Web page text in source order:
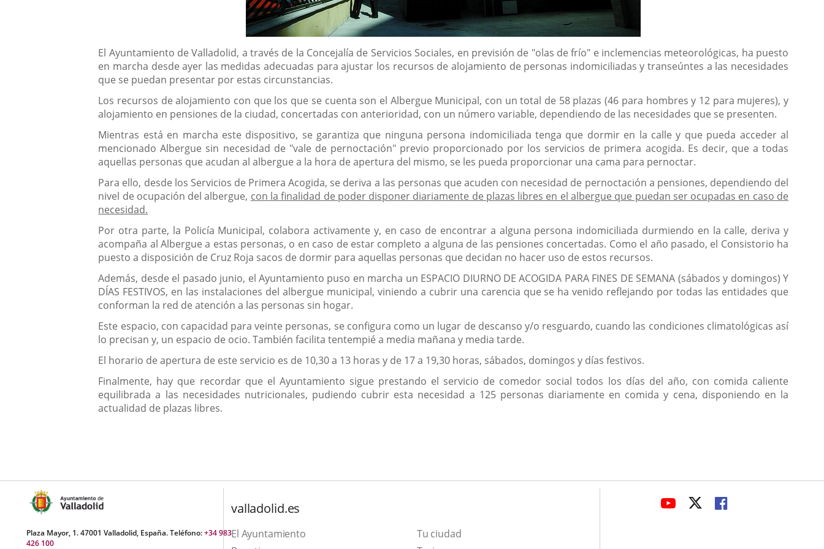
Descripción
El Ayuntamiento de Valladolid, a través de la Concejalía de Servicios Sociales, en previsión de "olas de frío" e inclemencias meteorológicas, ha puesto
en marcha desde ayer las medidas adecuadas para ajustar los recursos de alojamiento de personas indomiciliadas y transeúntes a las necesidades
que se puedan presentar por estas circunstancias.
Los recursos de alojamiento con que los que se cuenta son el Albergue Municipal, con un total de 58 plazas (46 para hombres y 12 para mujeres), y
alojamiento en pensiones de la ciudad, concertadas con anterioridad, con un número variable, dependiendo de las necesidades que se presenten.
Mientras está en marcha este dispositivo, se garantiza que ninguna persona indomiciliada tenga que dormir en la calle y que pueda acceder al
mencionado Albergue sin necesidad de "vale de pernoctación" previo proporcionado por los servicios de primera acogida. Es decir, que a todas
aquellas personas que acudan al albergue a la hora de apertura del mismo, se les pueda proporcionar una cama para pernoctar.
Para ello, desde los Servicios de Primera Acogida, se deriva a las personas que acuden con necesidad de pernoctación a pensiones, dependiendo del
nivel de ocupación del albergue, con la finalidad de poder disponer diariamente de plazas libres en el albergue que puedan ser ocupadas en caso de
necesidad.
Por otra parte, la Policía Municipal, colabora activamente y, en caso de encontrar a alguna persona indomiciliada durmiendo en la calle, deriva y
acompaña al Albergue a estas personas, o en caso de estar completo a alguna de las pensiones concertadas. Como el año pasado, el Consistorio ha
puesto a disposición de Cruz Roja sacos de dormir para aquellas personas que decidan no hacer uso de estos recursos.
Además, desde el pasado junio, el Ayuntamiento puso en marcha un ESPACIO DIURNO DE ACOGIDA PARA FINES DE SEMANA (sábados y domingos) Y
DÍAS FESTIVOS, en las instalaciones del albergue municipal, viniendo a cubrir una carencia que se ha venido reflejando por todas las entidades que
conforman la red de atención a las personas sin hogar.
Este espacio, con capacidad para veinte personas, se configura como un lugar de descanso y/o resguardo, cuando las condiciones climatológicas así
lo precisan y, un espacio de ocio. También facilita tentempié a media mañana y media tarde.
El horario de apertura de este servicio es de 10,30 a 13 horas y de 17 a 19,30 horas, sábados, domingos y días festivos.
Finalmente, hay que recordar que el Ayuntamiento sigue prestando el servicio de comedor social todos los días del año, con comida caliente
equilibrada a las necesidades nutricionales, pudiendo cubrir esta necesidad a 125 personas diariamente en comida y cena, disponiendo en la
actualidad de plazas libres.
Plaza Mayor, 1. 47001 Valladolid, España. Teléfono:+34 983
426 100
valladolid.es
El Ayuntamiento
Tu ciudad
LINK
LINKLINK